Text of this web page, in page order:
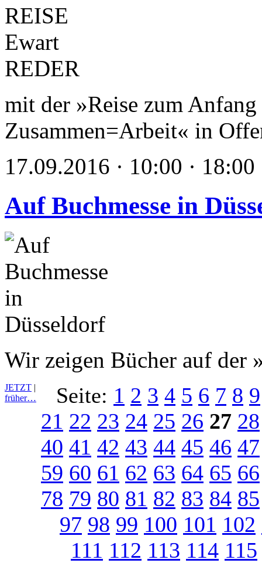
mit der »Reise zum
Zusammen=Arbeit« in
17.09.2016 · 10:00 · 18:00
Auf Buchmesse in
Wir zeigen Bücher auf der
JETZT |
früher…
Seite: 1 2 3 4 5 6 7 8 9
21 22 23 24 25 26 27 28
40 41 42 43 44 45 46 47
59 60 61 62 63 64 65 66
78 79 80 81 82 83 84 85
97 98 99 100 101 102
111 112 113 114 115